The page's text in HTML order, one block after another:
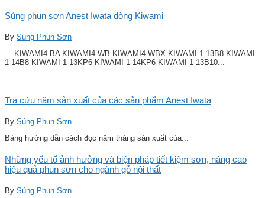
Súng phun sơn Anest Iwata dòng Kiwami
By Súng Phun Sơn
KIWAMI4-BA KIWAMI4-WB KIWAMI4-WBX KIWAMI-1-13B8 KIWAMI-
1-14B8 KIWAMI-1-13KP6 KIWAMI-1-14KP6 KIWAMI-1-13B10...
Tra cứu năm sản xuất của các sản phẩm Anest Iwata
By Súng Phun Sơn
Bảng hướng dẫn cách đọc năm tháng sản xuất của...
Những yếu tố ảnh hưởng và biện pháp tiết kiệm sơn, nâng cao
hiệu quả phun sơn cho ngành gỗ nội thất
By Súng Phun Sơn